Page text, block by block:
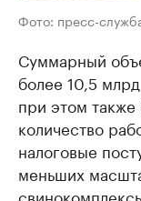
Фото: пресс-
Суммарный
более 10,5
при этом также
количество
налоговые
меньших